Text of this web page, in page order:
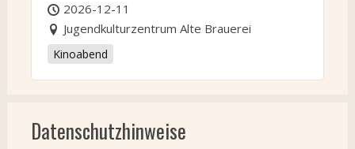
2026-12-11
Jugendkulturzentrum Alte Brauerei
Kinoabend
Datenschutzhinweise